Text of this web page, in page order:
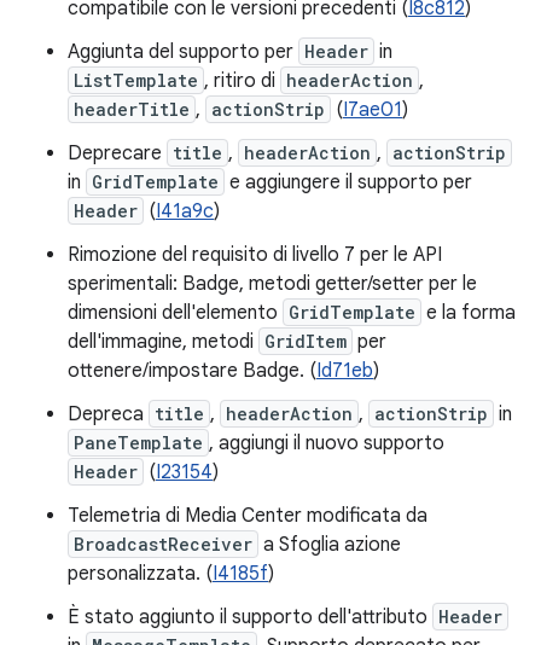
compatibile con le versioni precedenti (I8c812)
Aggiunta del supporto per Header in
ListTemplate , ritiro di headerAction ,
headerTitle , actionStrip (I7ae01)
Deprecare title , headerAction , actionStrip
in GridTemplate e aggiungere il supporto per
Header (I41a9c)
Rimozione del requisito di livello 7 per le API
sperimentali: Badge, metodi getter/setter per le
dimensioni dell'elemento GridTemplate e la forma
dell'immagine, metodi GridItem per
ottenere/impostare Badge. (Id71eb)
Depreca title , headerAction , actionStrip in
PaneTemplate , aggiungi il nuovo supporto
Header (I23154)
Telemetria di Media Center modificata da
BroadcastReceiver a Sfoglia azione
personalizzata. (I4185f)
È stato aggiunto il supporto dell'attributo Header